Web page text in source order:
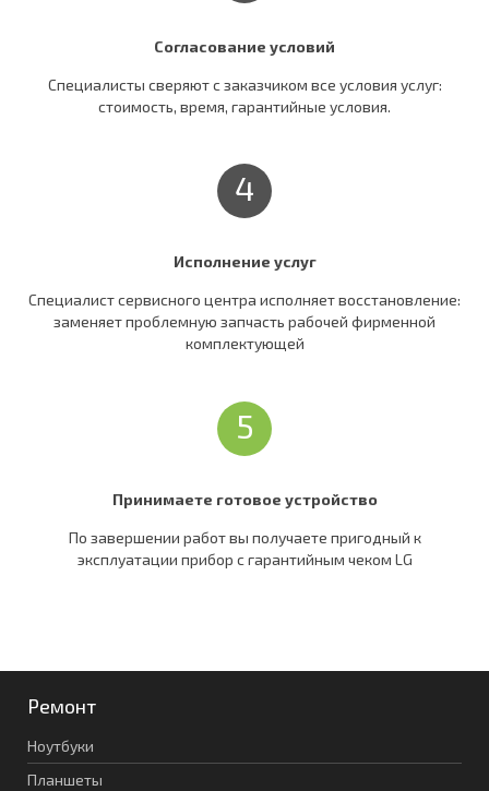
Согласование условий
Специалисты сверяют c заказчиком все условия услуг:
стоимость, время, гарантийные условия.
4
Исполнение услуг
Специалист сервисного центра исполняет восстановление:
заменяет проблемную запчасть рабочей фирменной
комплектующей
5
Принимаете готовое устройство
По завершении работ вы получаете пригодный к
эксплуатации прибор c гарантийным чеком LG
Ремонт
Ноутбуки
Планшеты